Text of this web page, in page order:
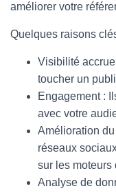
améliorer votre
Quelques raisons
Visibilité
toucher un
Engagement :
avec votre
Amélioration
réseaux
sur les moteurs
Analyse de